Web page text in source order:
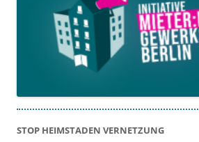
STOP HEIMSTADEN VERNETZUNG